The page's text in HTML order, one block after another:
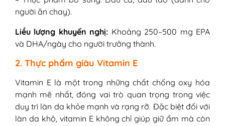
người ăn chay).
Liều lượng khuyến nghị: Khoảng 250–500 mg EPA
và DHA/ngày cho người trưởng thành.
2. Thực phẩm giàu Vitamin E
Vitamin E là một trong những chất chống oxy hóa
mạnh mẽ nhất, đóng vai trò quan trọng trong việc
duy trì làn da khỏe mạnh và rạng rỡ. Đặc biệt đối với
làn da khô, vitamin E không chỉ giúp giữ ẩm mà còn